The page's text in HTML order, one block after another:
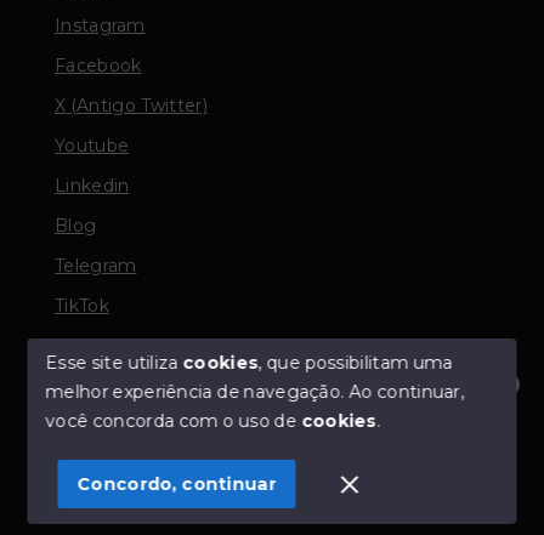
Olá! Estamos disponíveis para te ajudar.
Instagram
Facebook
X (Antigo Twitter)
Youtube
Linkedin
Blog
Telegram
TikTok
© Copyright 2026 - TORQUATO ∴ Corretor de Imóveis
- CRECI 42643f | 136.004f Perito Avaliador CNAI 37357
SITE PARA IMOBILIARIA
Esse site utiliza cookies, que possibilitam uma
melhor experiência de navegação.Ao continuar,
você concorda com o uso de cookies.
Concordo, continuar